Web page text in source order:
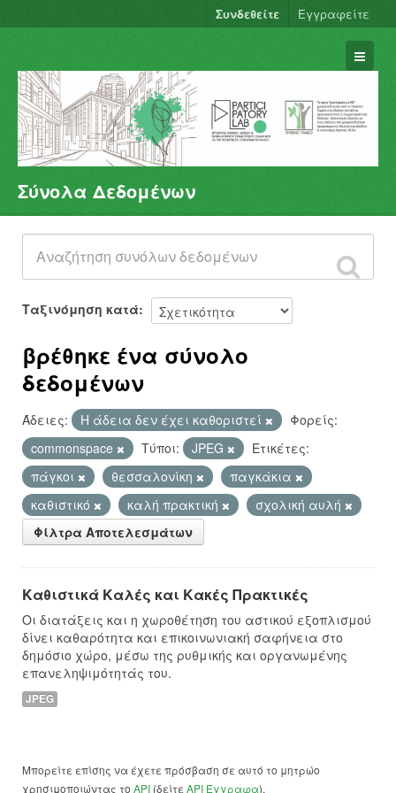
Συνδεθείτε Εγγραφείτε
Σύνολα Δεδομένων
Φορείς
Ομάδες
Σχετικά
Σύνολα Δεδομένων
Ταξινόμηση κατά
βρέθηκε ένα σύνολο
δεδομένων
Άδειες: Η άδεια δεν έχει καθοριστεί
Φορείς:
commonspace
Τύποι: JPEG
Ετικέτες:
πάγκοι
θεσσαλονίκη
παγκάκια
καθιστικό
καλή πρακτική
σχολική αυλή
Φίλτρα Αποτελεσμάτων
Καθιστικά Καλές και Κακές Πρακτικές
Οι διατάξεις και η χωροθέτηση του αστικού εξοπλισμού
δίνει καθαρότητα και επικοινωνιακή σαφήνεια στο
δημόσιο χώρο, μέσω της ρυθμικής και οργανωμένης
επανεληψιμότητάς του.
JPEG
Μπορείτε επίσης να έχετε πρόσβαση σε αυτό το μητρώο
χρησιμοποιώντας το API (δείτε API Έγγραφα).